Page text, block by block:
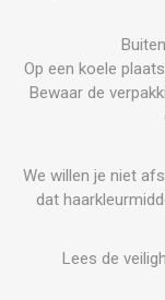
Op een koele
Bewaar de
We willen je niet
dat
Lees de